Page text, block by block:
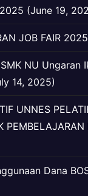
(June 19,
JOB FAIR
NU Ungaran
14, 2025)
UNNES
Dana